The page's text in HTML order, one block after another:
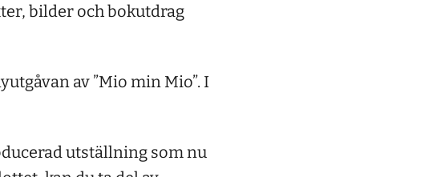
bilder och bokutdrag
av ”Mio min Mio”. I
utställning som nu